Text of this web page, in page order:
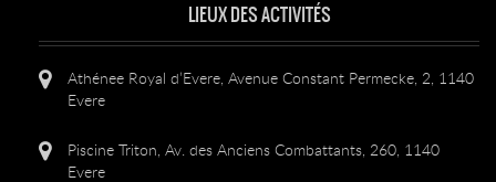
LIEUX DES ACTIVITÉS
Athénee Royal d’Evere, Avenue Constant Permecke, 2, 1140
Evere
Piscine Triton, Av. des Anciens Combattants, 260, 1140
Evere